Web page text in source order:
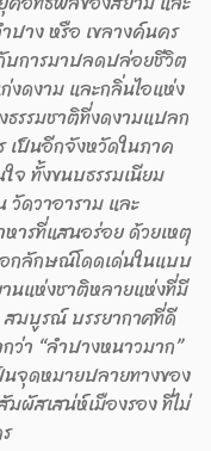
าง หรือ เขลางค์นคร
บการมาปลดปล่อยชีวิต
งดงาม และกลิ่นไอแห่ง
รรมชาติที่งดงามแปลก
เป็นอีกจังหวัดในภาค
จ ทั้งขนบธรรมเนียม
ดวาอาราม และ
ารที่แสนอร่อย ด้วยเหตุ
กลักษณ์โดดเด่นในแบบ
นแห่งชาติหลายแห่งที่มี
สมบูรณ์ บรรยากาศที่ดี
า “ลำปางหนาวมาก”
จุดหมายปลายทางของ
ผัสเสน่ห์เมืองรอง ที่ไม่